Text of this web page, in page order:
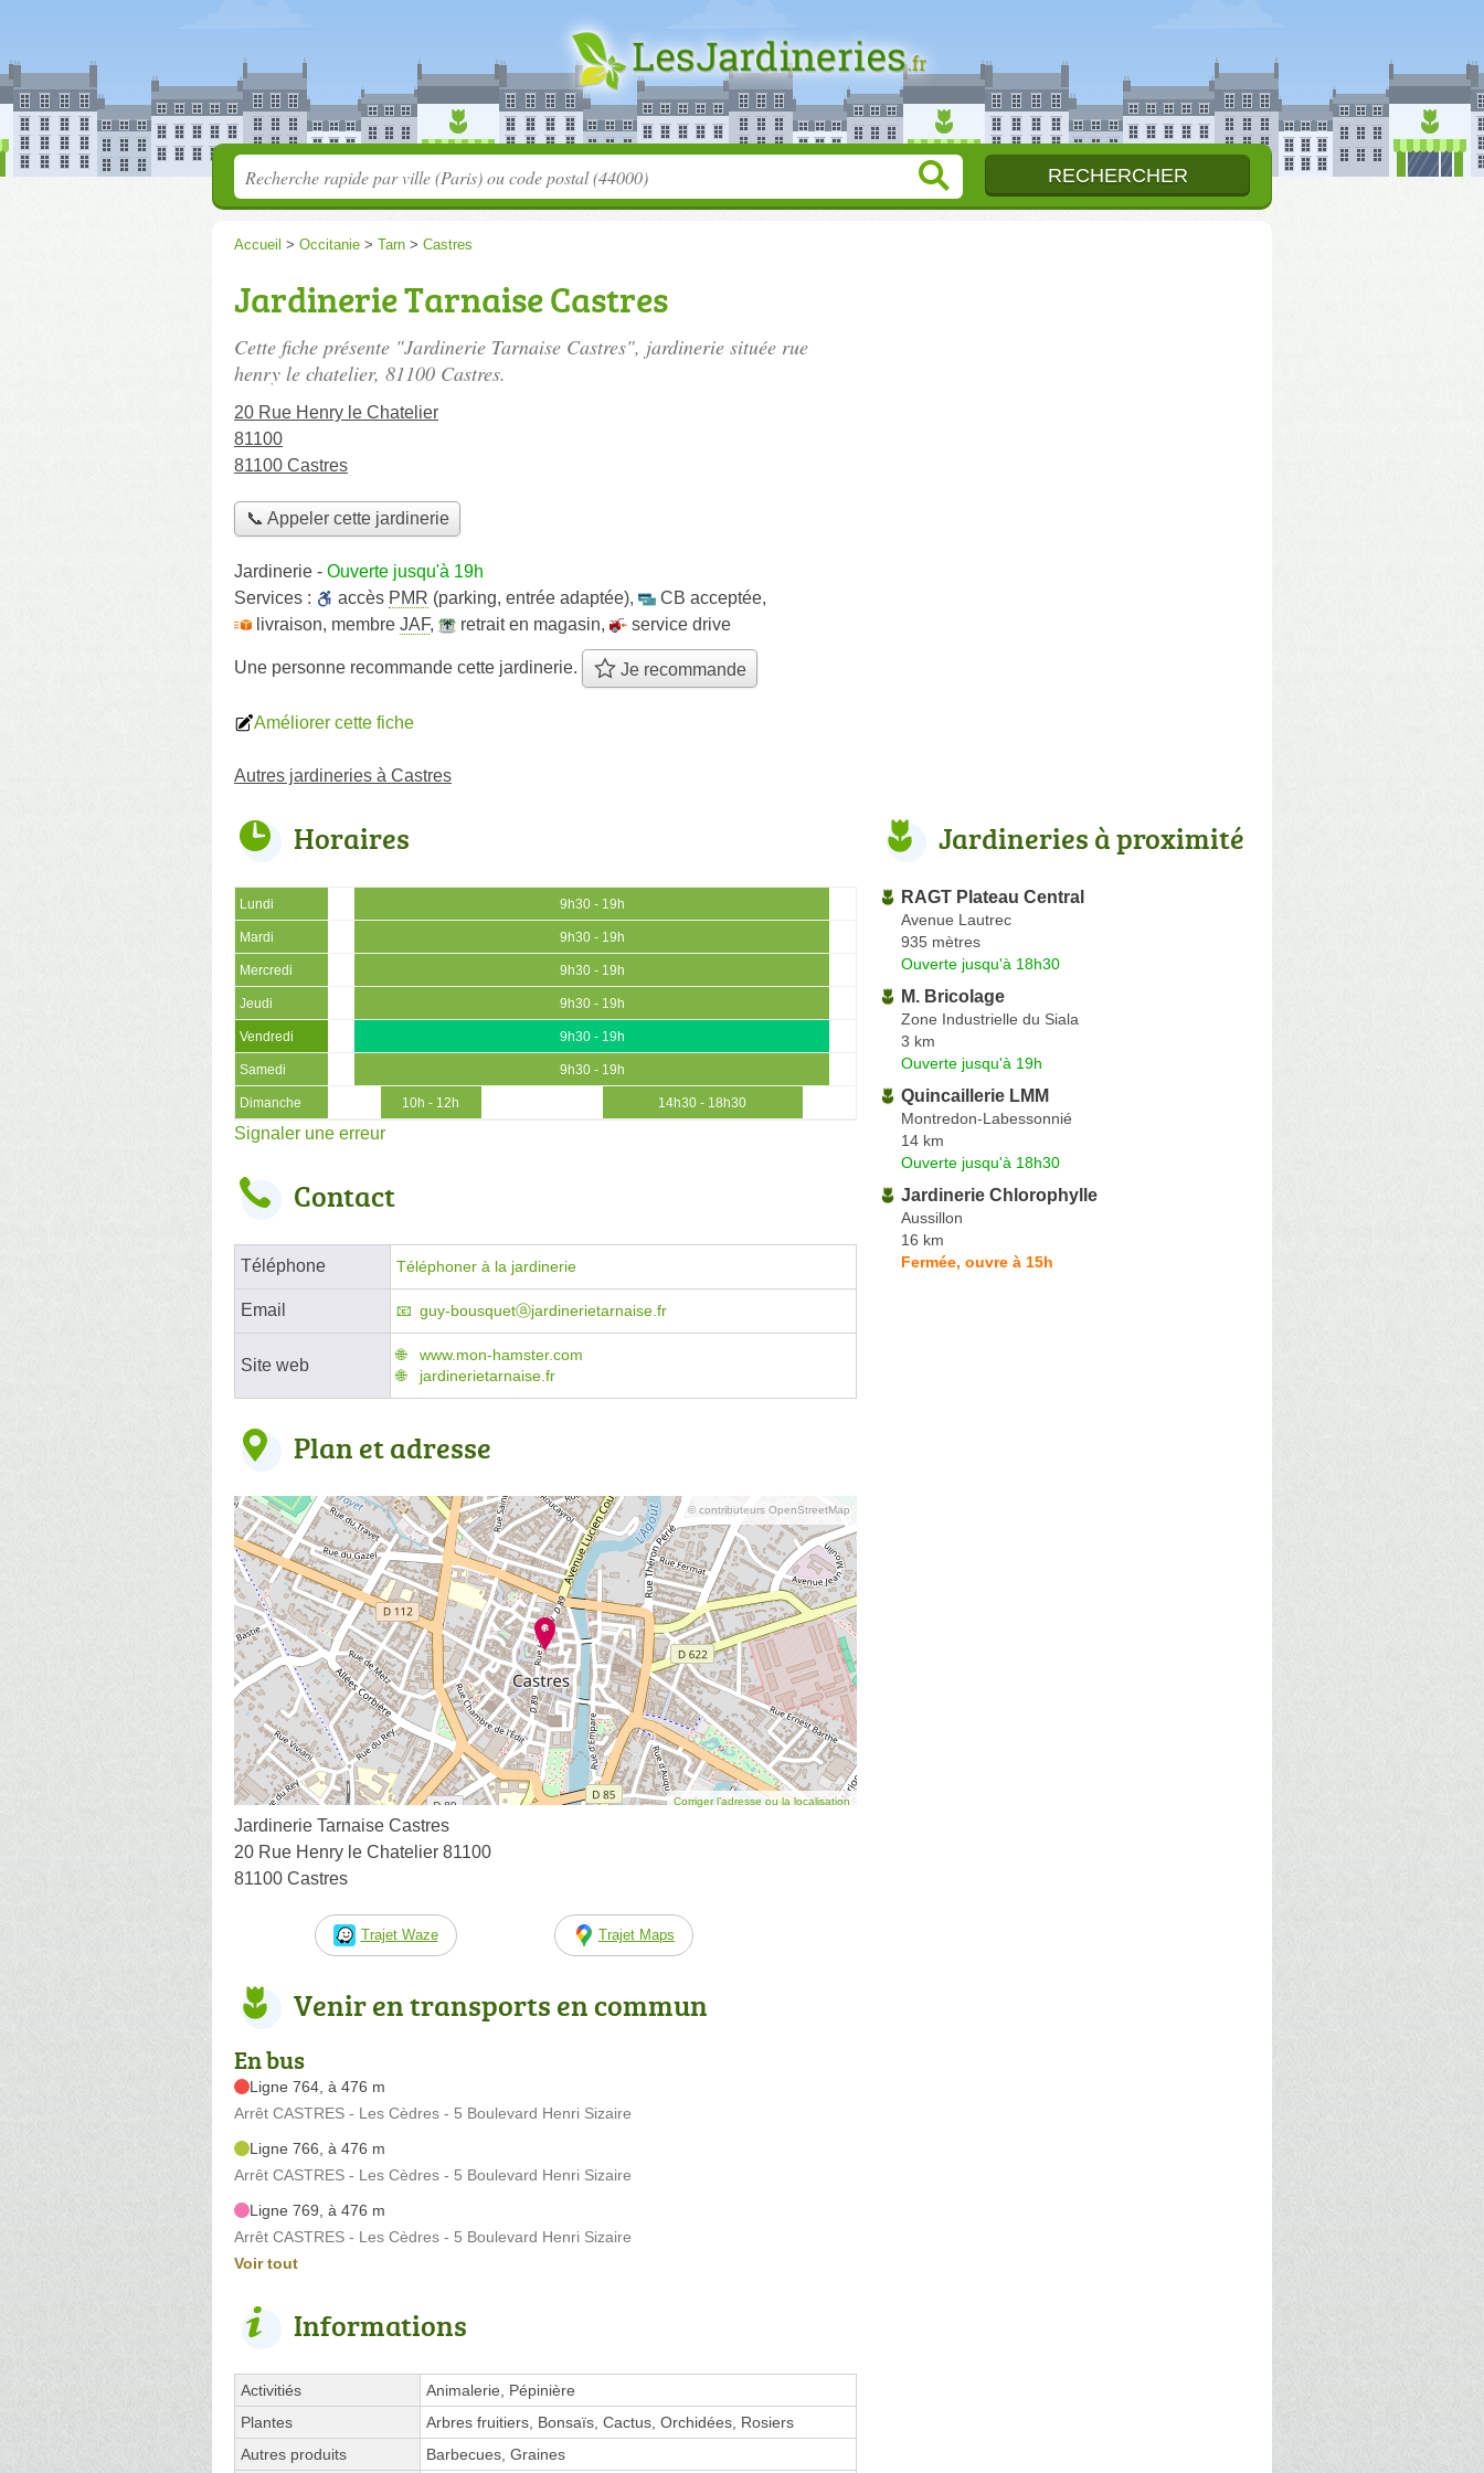
Accueil > Occitanie > Tarn > Castres
Jardinerie Tarnaise Castres
Cette fiche présente "Jardinerie Tarnaise Castres", jardinerie située rue
henry le chatelier, 81100 Castres.
20 Rue Henry le Chatelier
81100
81100 Castres
📞 Appeler cette jardinerie
Jardinerie - Ouverte jusqu'à 19h
Services :
accès PMR (parking, entrée adaptée), CB acceptée,
livraison, membre JAF, retrait en magasin, service drive
Une personne recommande cette jardinerie. Je recommande
Améliorer cette fiche
Autres jardineries à Castres
Horaires
Lundi 9h30 - 19h
Mardi 9h30 - 19h
Mercredi 9h30 - 19h
Jeudi 9h30 - 19h
Vendredi 9h30 - 19h
Samedi 9h30 - 19h
Dimanche 10h - 12h 14h30 - 18h30
Signaler une erreur
Contact
Téléphone Téléphoner à la jardinerie
Email guy-bousquetⓐjardinerietarnaise.fr
Site web
www.mon-hamster.com
jardinerietarnaise.fr
Plan et adresse
© contributeurs OpenStreetMap
Corriger l’adresse ou la localisation
Jardinerie Tarnaise Castres
20 Rue Henry le Chatelier 81100
81100 Castres
Trajet Waze Trajet Maps
Venir en transports en commun
En bus
Ligne 764, à 476 m
Arrêt CASTRES - Les Cèdres - 5 Boulevard Henri Sizaire
Ligne 766, à 476 m
Arrêt CASTRES - Les Cèdres - 5 Boulevard Henri Sizaire
Ligne 769, à 476 m
Arrêt CASTRES - Les Cèdres - 5 Boulevard Henri Sizaire
Voir tout
Informations
Activitiés
Animalerie, Pépinière
Plantes
Arbres fruitiers, Bonsaïs, Cactus, Orchidées, Rosiers
Autres produits
Barbecues, Graines
Jardineries à proximité
RAGT Plateau Central
Avenue Lautrec
935 mètres
Ouverte jusqu'à 18h30
M. Bricolage
Zone Industrielle du Siala
3 km
Ouverte jusqu'à 19h
Quincaillerie LMM
Montredon-Labessonnié
14 km
Ouverte jusqu'à 18h30
Jardinerie Chlorophylle
Aussillon
16 km
Fermée, ouvre à 15h